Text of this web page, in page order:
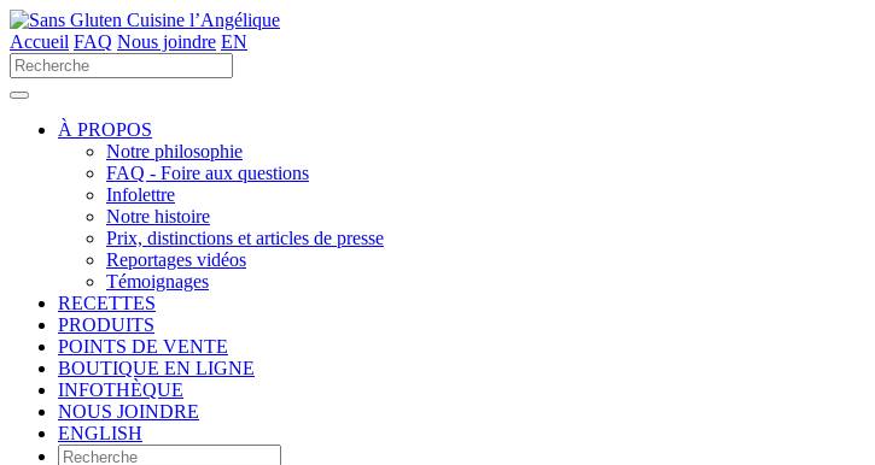
Accueil FAQ Nous joindre EN
et
bas
le
résultat
pour
de
À PROPOS
Notre philosophie
FAQ - Foire aux questions
Infolettre
Notre histoire
Prix, distinctions et articles de presse
Reportages vidéos
Témoignages
RECETTES
PRODUITS
POINTS DE VENTE
BOUTIQUE EN LIGNE
INFOTHÈQUE
NOUS JOINDRE
ENGLISH